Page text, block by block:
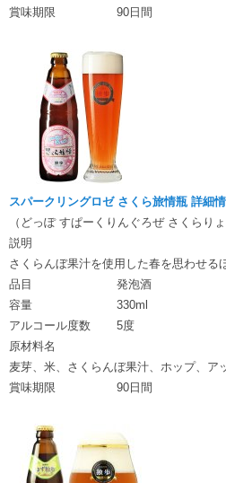
賞味期限
90日間
スパークリングロゼ さくら旅情瓶 詳細
（どっぽ すぱーくりんぐろぜ さくらりょ
説明
さくらんぼ果汁を使用した春を思わせる
品目
発泡酒
容量
330ml
アルコール度数
5度
原材料名
麦芽、米、さくらんぼ果汁、ホップ、ア
賞味期限
90日間